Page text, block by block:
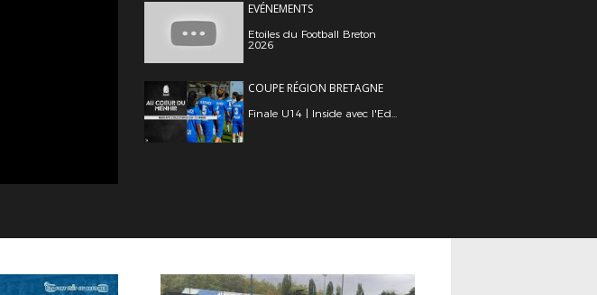
EVÉNEMENTS
Etoiles du Football Breton
2026
COUPE RÉGION BRETAGNE
Finale U14 | Inside avec l'Ed...